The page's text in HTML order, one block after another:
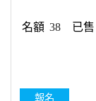
38
報名